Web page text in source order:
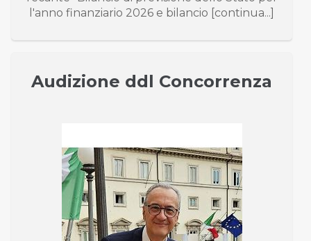
l'anno finanziario 2026 e bilancio [continua...]
Audizione ddl Concorrenza